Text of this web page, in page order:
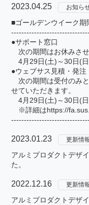
2023.04.25 お知ら
■ゴールデンウイーク
●サポート窓口
次の期間はお休みさせ
4月29日(土)～30日(
●ウェブサス見積・発注
次の期間は受付のみ
せていただきます。
4月29日(土)～30日(
※詳細はhttps://
2023.01.23 更新情
アルミプロダクトデザ
た。
2022.12.16 更新情
アルミプロダクトデザ